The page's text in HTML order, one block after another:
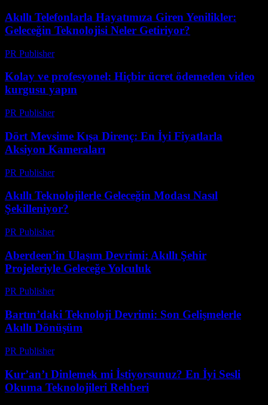
Akıllı Telefonlarla Hayatımıza Giren Yenilikler:
Geleceğin Teknolojisi Neler Getiriyor?
PR Publisher-
Kolay ve profesyonel: Hiçbir ücret ödemeden video
kurgusu yapın
PR Publisher-
Dört Mevsime Kışa Direnç: En İyi Fiyatlarla
Aksiyon Kameraları
PR Publisher-
Akıllı Teknolojilerle Geleceğin Modası Nasıl
Şekilleniyor?
PR Publisher-
Aberdeen’in Ulaşım Devrimi: Akıllı Şehir
Projeleriyle Geleceğe Yolculuk
PR Publisher-
Bartın’daki Teknoloji Devrimi: Son Gelişmelerle
Akıllı Dönüşüm
PR Publisher-
Kur’an’ı Dinlemek mi İstiyorsunuz? En İyi Sesli
Okuma Teknolojileri Rehberi